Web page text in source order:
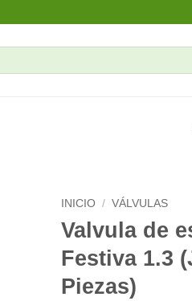
INICIO / VÁLVULAS
Valvula de
Festiva 1.3
Piezas)